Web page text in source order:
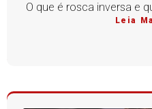
O que é rosca inversa e
Leia